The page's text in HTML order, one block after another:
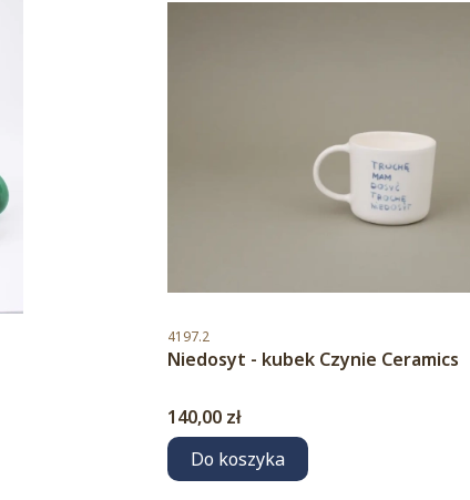
Kod produktu
4197.2
Niedosyt - kubek Czynie Ceramics
Cena
140,00 zł
Do koszyka